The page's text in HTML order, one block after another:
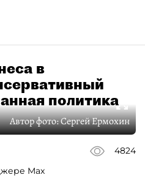
в
политика
Автор фото:Сергей Ермохин
4824
Max